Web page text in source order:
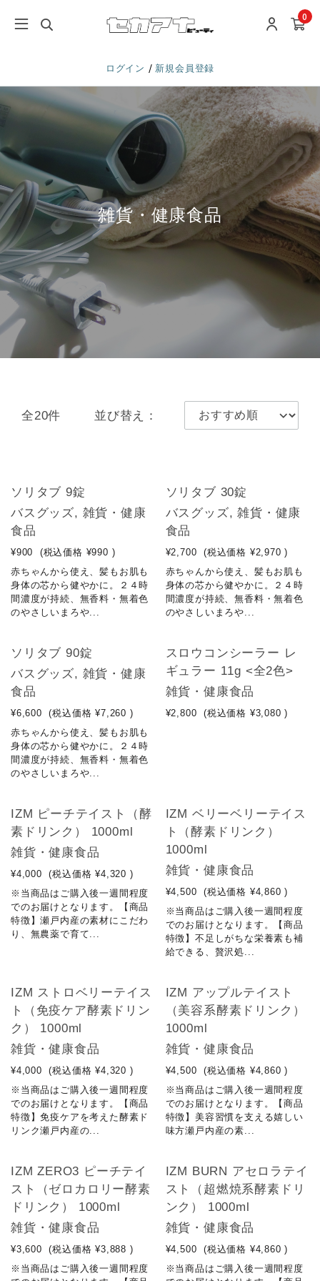
0
ログイン / 新規会員登録
雑貨・健康食品
全20件 並び替え：
ソリタブ 9錠
バスグッズ, 雑貨・健康
食品
¥900 (税込価格 ¥990 )
赤ちゃんから使え、髪もお肌も
身体の芯から健やかに。２４時
間濃度が持続、無香料・無着色
のやさしいまろや...
ソリタブ 30錠
バスグッズ, 雑貨・健康
食品
¥2,700 (税込価格 ¥2,970 )
赤ちゃんから使え、髪もお肌も
身体の芯から健やかに。２４時
間濃度が持続、無香料・無着色
のやさしいまろや...
ソリタブ 90錠
バスグッズ, 雑貨・健康
食品
¥6,600 (税込価格 ¥7,260 )
赤ちゃんから使え、髪もお肌も
身体の芯から健やかに。２４時
間濃度が持続、無香料・無着色
のやさしいまろや...
スロウコンシーラー レ
ギュラー 11g <全2色>
雑貨・健康食品
¥2,800 (税込価格 ¥3,080 )
NEW
IZM ピーチテイスト（酵
素ドリンク） 1000ml
雑貨・健康食品
¥4,000 (税込価格 ¥4,320 )
※当商品はご購入後一週間程度
でのお届けとなります。【商品
特徴】瀬戸内産の素材にこだわ
り、無農薬で育て...
NEW
IZM ベリーベリーテイス
ト（酵素ドリンク）
1000ml
雑貨・健康食品
¥4,500 (税込価格 ¥4,860 )
※当商品はご購入後一週間程度
でのお届けとなります。【商品
特徴】不足しがちな栄養素も補
給できる、贅沢処...
NEW
IZM ストロベリーテイス
ト（免疫ケア酵素ドリン
ク） 1000ml
雑貨・健康食品
¥4,000 (税込価格 ¥4,320 )
※当商品はご購入後一週間程度
でのお届けとなります。【商品
特徴】免疫ケアを考えた酵素ド
リンク瀬戸内産の...
NEW
IZM アップルテイスト
（美容系酵素ドリンク）
1000ml
雑貨・健康食品
¥4,500 (税込価格 ¥4,860 )
※当商品はご購入後一週間程度
でのお届けとなります。【商品
特徴】美容習慣を支える嬉しい
味方瀬戸内産の素...
NEW
IZM ZERO3 ピーチテイ
スト（ゼロカロリー酵素
ドリンク） 1000ml
雑貨・健康食品
¥3,600 (税込価格 ¥3,888 )
※当商品はご購入後一週間程度
NEW
IZM BURN アセロラテイ
スト（超燃焼系酵素ドリ
ンク） 1000ml
雑貨・健康食品
¥4,500 (税込価格 ¥4,860 )
※当商品はご購入後一週間程度